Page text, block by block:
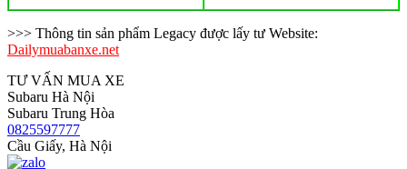
>>> Thông tin sản phẩm Legacy được lấy tư Website:
Dailymuabanxe.net
TƯ VẤN MUA XE
Subaru Hà Nội
Subaru Trung Hòa
0825597777
Cầu Giấy, Hà Nội